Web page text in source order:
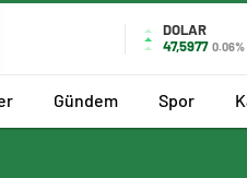
DOLAR
47,5977 0.06%
Gündem Spor